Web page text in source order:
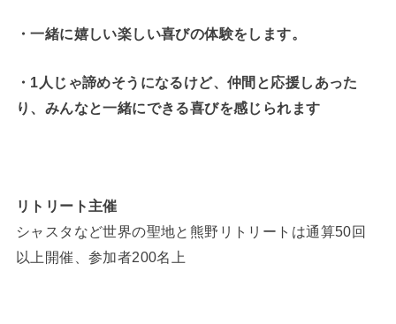
・一緒に嬉しい楽しい喜びの体験をします。
・1人じゃ諦めそうになるけど、仲間と応援しあった
り、みんなと一緒にできる喜びを感じられます
リトリート主催
シャスタなど世界の聖地と熊野リトリートは通算50回
以上開催、参加者200名上